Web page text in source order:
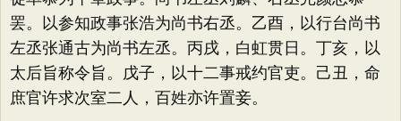
罢。以参知政事张浩为尚书右丞。乙酉，以行台尚书
左丞张通古为尚书左丞。丙戌，白虹贯日。丁亥，以
太后旨称令旨。戊子，以十二事戒约官吏。己丑，命
庶官许求次室二人，百姓亦许置妾。